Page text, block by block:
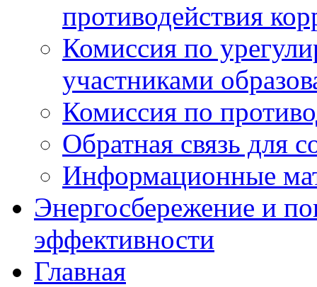
противодействия
Комиссия по
участниками
Комиссия по
Обратная связь для
Информационные
Энергосбережение и
эффективности
Главная